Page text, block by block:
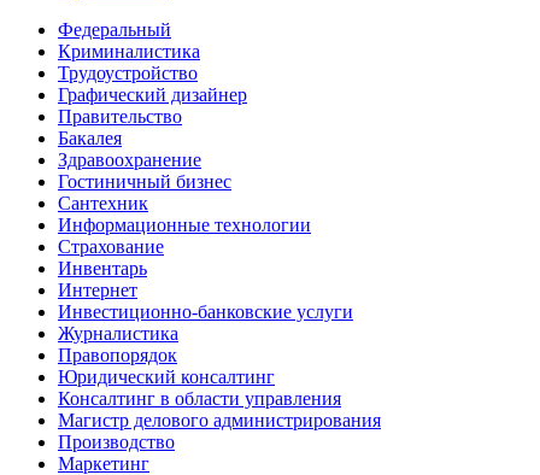
Федеральный
Криминалистика
Трудоустройство
Графический дизайнер
Правительство
Бакалея
Здравоохранение
Гостиничный бизнес
Сантехник
Информационные технологии
Страхование
Инвентарь
Интернет
Инвестиционно-банковские услуги
Журналистика
Правопорядок
Юридический консалтинг
Консалтинг в области управления
Магистр делового администрирования
Производство
Маркетинг